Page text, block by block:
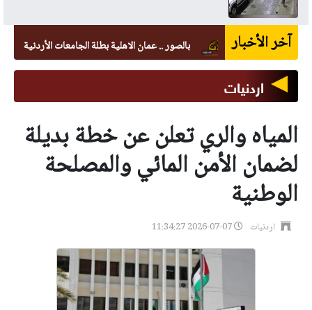
آخر الأخبار بالصور .. عمان الاهلية بطلة الجامعات الأردنية في
اردنيات
المياه والري تعلن عن خطة بديلة
لضمان الأمن المائي والمصلحة
الوطنية
اردنيات